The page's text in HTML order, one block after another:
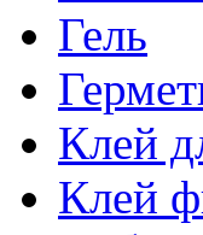
Гель
Клей
Клей